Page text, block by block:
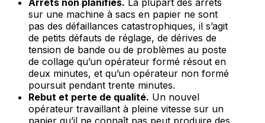
sur une machine à sacs en papier ne sont
pas des défaillances catastrophiques, il s’agit
de petits défauts de réglage, de dérives de
tension de bande ou de problèmes au poste
de collage qu’un opérateur formé résout en
deux minutes, et qu’un opérateur non formé
poursuit pendant trente minutes.
Rebut et perte de qualité. Un nouvel
opérateur travaillant à pleine vitesse sur un
papier qu’il ne connaît pas peut produire des